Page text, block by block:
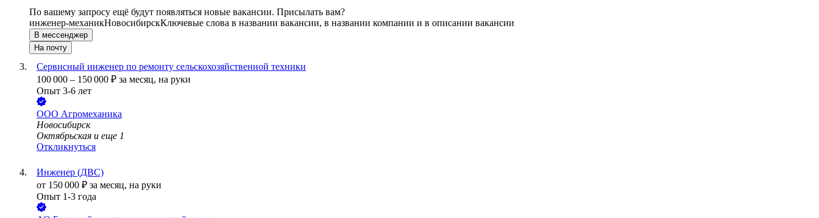
По вашему запросу ещё будут появляться новые вакансии. Присылать вам?
инженер-механикНовосибирскКлючевые слова в названии вакансии, в названии компании и в описании вакансии
В мессенджер
На почту
Сервисный инженер по ремонту сельскохозяйственной техники
100 000 – 150 000 ₽ за месяц, на руки
Опыт 3-6 лет
ООО Агромеханика
Новосибирск
Октябрьская и еще 1
Откликнуться
Инженер (ДВС)
от 150 000 ₽ за месяц, на руки
Опыт 1-3 года